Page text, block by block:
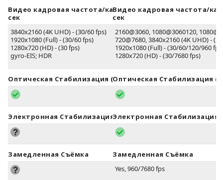
Видео кадровая частота/кадров в
сек
3840x2160 (4K UHD) - (30/60 fps)
1920x1080 (Full) - (30/60 fps)
1280x720 (HD) - (30 fps)
gyro-EIS; HDR
Оптическая Стабилизация (OIS)
Электронная Стабилизация (EIS)
Замедленная Съёмка
Видео кадровая частота/
сек
2160@3060, 1080@3060120,
720@7680, 3840x2160 (4K UHD) -
1920x1080 (Full) - (30/60/120/960
1280x720 (HD) - (30/7680 fps)
Оптическая Стабилизация
Электронная Стабилизация
Замедленная Съёмка
Yes, 960/7680 fps